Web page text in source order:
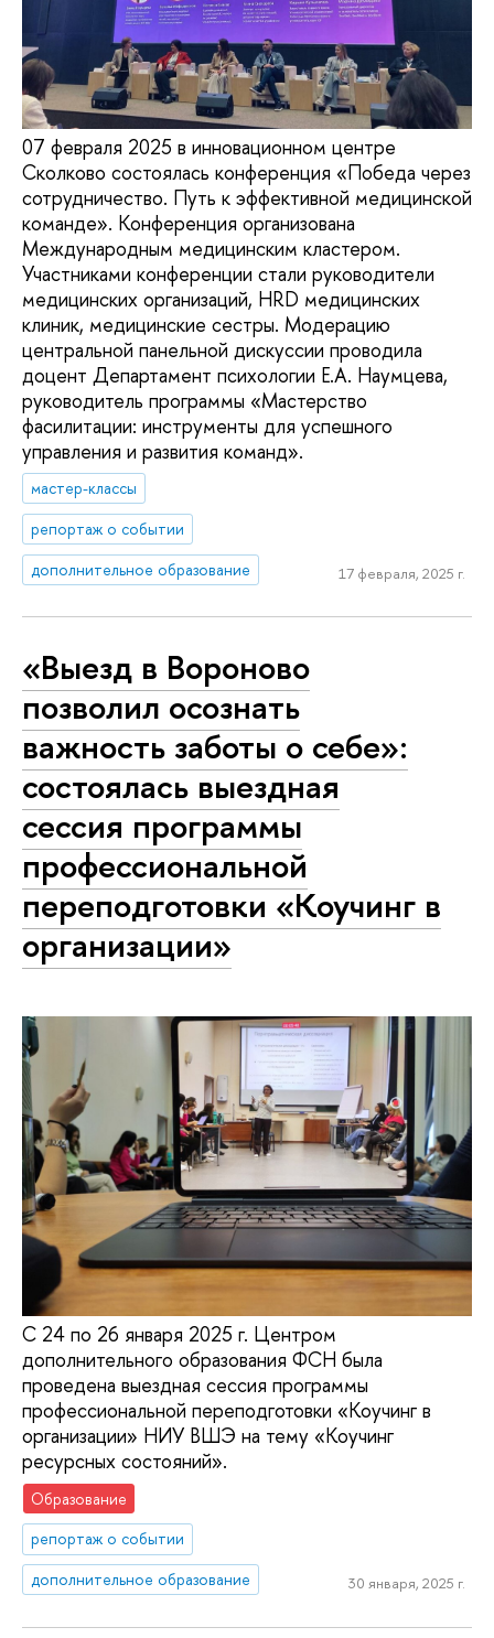
07 февраля 2025 в инновационном центре
Сколково состоялась конференция «Победа через
сотрудничество. Путь к эффективной медицинской
команде». Конференция организована
Международным медицинским кластером.
Участниками конференции стали руководители
медицинских организаций, HRD медицинских
клиник, медицинские сестры. Модерацию
центральной панельной дискуссии проводила
доцент Департамент психологии Е.А. Наумцева,
руководитель программы «Мастерство
фасилитации: инструменты для успешного
управления и развития команд».
мастер-классы
репортаж о событии
дополнительное образование
17 февраля, 2025 г.
«Выезд в Вороново
позволил осознать
важность заботы о себе»:
состоялась выездная
сессия программы
профессиональной
переподготовки «Коучинг в
организации»
С 24 по 26 января 2025 г. Центром
дополнительного образования ФСН была
проведена выездная сессия программы
профессиональной переподготовки «Коучинг в
организации» НИУ ВШЭ на тему «Коучинг
ресурсных состояний».
Образование
репортаж о событии
дополнительное образование
30 января, 2025 г.